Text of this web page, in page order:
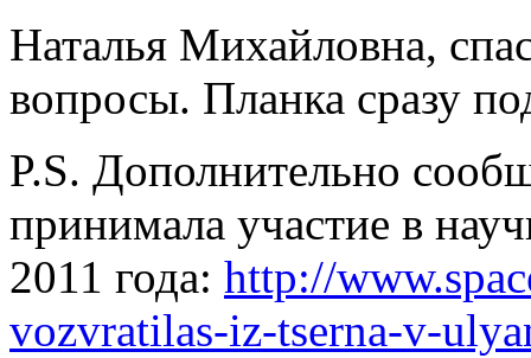
Наталья Михайловна,
вопросы. Планка сразу
P.S. Дополнительно
принимала участие в
2011 года: http://
vozvratilas-iz-tserna-v-